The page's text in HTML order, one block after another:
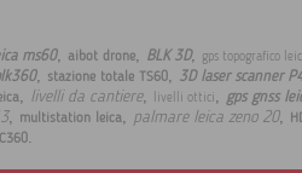
ms60, aibot drone, BLK 3D, gps topografico
, stazione totale TS60, 3D laser scanner
, livelli da cantiere, livelli ottici, gps gnss
, multistation leica, palmare leica zeno 20,
.